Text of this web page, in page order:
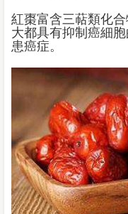
紅棗富含三萜類化
大都具有抑制癌細
患癌症。